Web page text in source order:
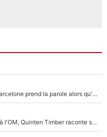
Ferran Torres a dit oui au PSG : Le FC Barcelone prend la parole alors qu'un transfert de l'attaquant espagnol prend forme
En plein cauchemar après son transfert à l'OM, Quinten Timber raconte ses doutes après sa signature à Marseille